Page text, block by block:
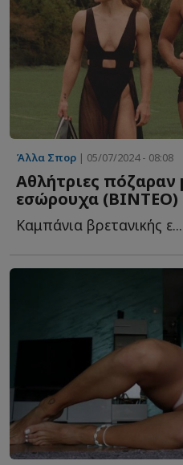
Άλλα Σπορ | 05/07/2024 - 08:08
Aθλήτριες
εσώρουχα (BINTEO)
Kαμπάνια βρετανικής ε...